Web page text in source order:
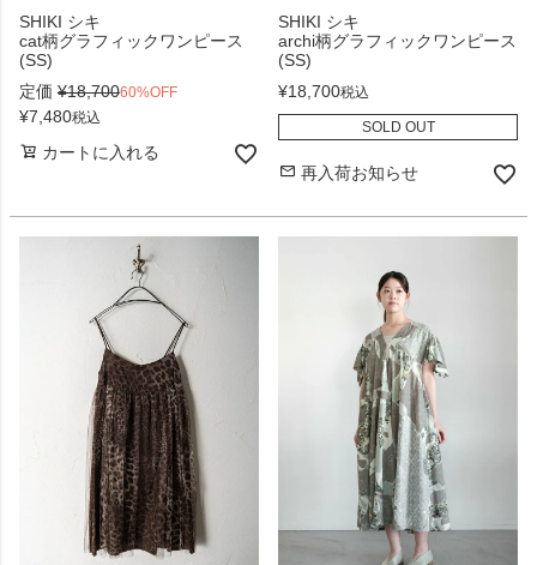
SHIKI シキ
cat柄グラフィックワンピース
(SS)
定価 ¥18,70060%OFF
¥7,480税込
カートに入れる
SHIKI シキ
archi柄グラフィックワンピース
(SS)
¥18,700税込
SOLD OUT
再入荷お知らせ